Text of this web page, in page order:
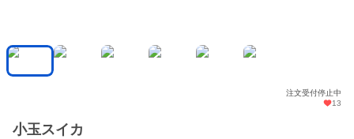
注文受付停止中
13
小玉スイカ